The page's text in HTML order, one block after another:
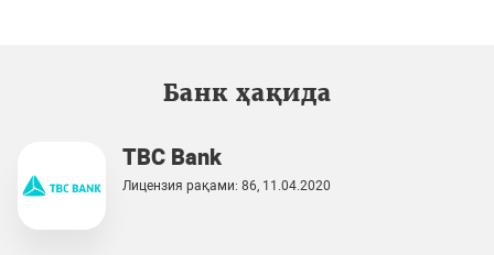
Банк ҳақида
TBC Bank
Лицензия рақами: 86, 11.04.2020